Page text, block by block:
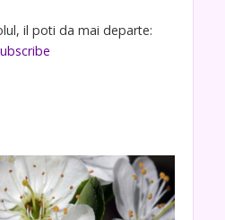
il poti da mai departe: